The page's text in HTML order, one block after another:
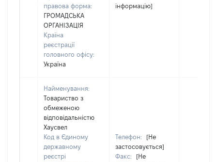
правова форма:
ГРОМАДСЬКА
ОРГАНІЗАЦІЯ
Країна
реєстрації
головного офісу:
Україна
інформацію]
Найменування:
Товариство з
обмеженою
відповідальністю
Хаусвел
Код в Єдиному
державному
реєстрі
Телефон:
[Не
застосовується]
Факс:
[Не